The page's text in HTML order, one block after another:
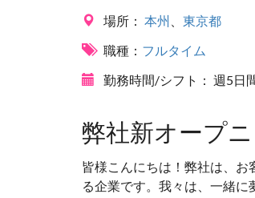
場所： 本州
東京都
職種： フルタイム
勤務時間/シフト： 週5日
弊社新オープ
皆様こんにちは！弊社は、
る企業です。我々は、一緒に